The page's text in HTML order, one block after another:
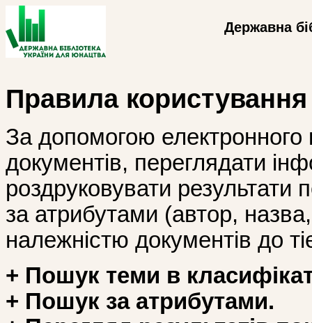
Державна
Правила
За допомогою
документів, переглядати
роздруковувати
за атрибутами (автор, назва,
належністю документів до
+ Пошук теми в
+ Пошук за атрибутами.